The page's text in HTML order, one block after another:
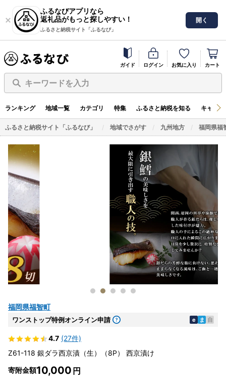
ふるなびアプリなら
返礼品がもっと探しやすい！
ふるさと納税サイト「ふるなび」
開く
ガイド ログイン お気に入り カート
キーワードを入力
ランキング 地域一覧 カテゴリ 特集 ふるさと納税を知る キャン
ふるさと納税サイト「ふるなび」 地域でさがす 九州地方 福岡県福
福岡県福智町
ワンストップ特例オンライン申請 e ま 自
4.7 (27件)
Z61-118 銀ダラ西京漬（生）（8P） 西京漬け
寄附金額10,000